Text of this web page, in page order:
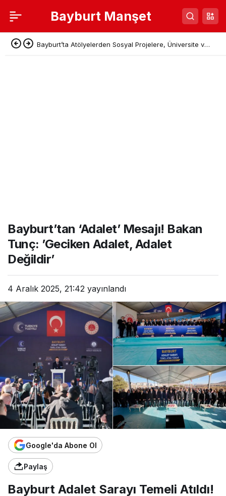
Bayburt Manşet
Bayburt’ta Atölyelerden Sosyal Projelere, Üniversite ve
Bayburt’tan ‘Adalet’ Mesajı! Bakan
Tunç: ’Geciken Adalet, Adalet
Değildir’
4 Aralık 2025, 21:42 yayınlandı
Google'da Abone Ol
Paylaş
Bayburt Adalet Sarayı Temeli Atıldı!